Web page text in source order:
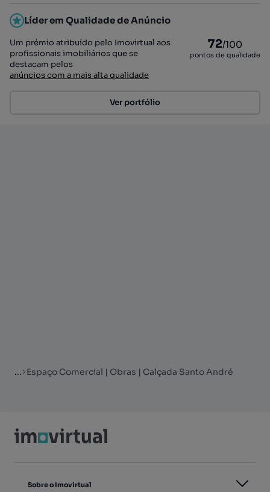
Líder em Qualidade de Anúncio
Um prémio atribuído pelo Imovirtual aos
profissionais imobiliários que se
destacam pelos
anúncios com a mais alta qualidade
72/100
pontos de qualidade
Ver portfólio
... Espaço Comercial | Obras | Calçada Santo André
Sobre o Imovirtual